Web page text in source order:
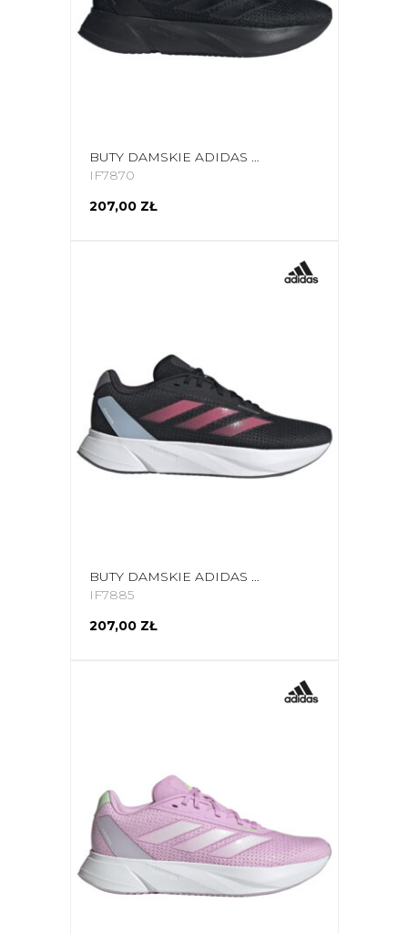
BUTY DAMSKIE ADIDAS DURAMO SL CZARNE IF7870
IF7870
207,00 ZŁ
BUTY DAMSKIE ADIDAS DURAMO SL CZARNO-RÓŻOWE IF7885
IF7885
207,00 ZŁ